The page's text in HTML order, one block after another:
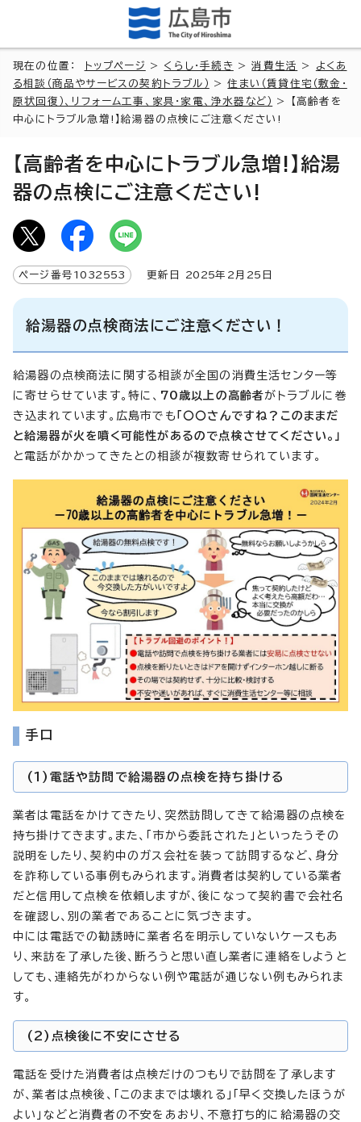
現在の位置： トップページ > くらし・手続き >消費生活 > よくあ
る相談（商品やサービスの契約トラブル）
>住まい（賃貸住宅（敷金・
原状回復）、リフォーム工事、家具・家電、浄水器など）
> 【高齢者を
中心にトラブル急増!】給湯器の点検にご注意ください!
【高齢者を中心にトラブル急増!】給湯
器の点検にご注意ください!
ページ番号 1032553 更新日 2025年2月 25 日
給湯器の点検商法にご注意ください！
給湯器の点検商法に関する相談が全国の消費生活センター等
に寄せらせています。特に、 70歳以上の高齢者がトラブルに巻
き込まれています。広島市でも 「〇〇さんですね？このままだ
と給湯器が火を噴く可能性があるので点検させてください。」
と電話がかかってきたとの相談が複数寄せられています。
手口
(1)電話や訪問で給湯器の点検を持ち掛ける
業者は電話をかけてきたり、突然訪問してきて給湯器の点検を
持ち掛けてきます。また、「市から委託された」といったうその
説明をしたり、契約中のガス会社を装って訪問するなど、身分
を詐称している事例もみられます。消費者は契約している業者
だと信用して点検を依頼しますが、後になって契約書で会社名
を確認し、別の業者であることに気づきます。
中には電話での勧誘時に業者名を明示していないケースもあ
り、来訪を了承した後、断ろうと思い直し業者に連絡をしようと
しても、連絡先がわからない例や電話が通じない例もみられま
す。
(2)点検後に不安にさせる
電話を受けた消費者は点検だけのつもりで訪問を了承します
が、業者は点検後、「このままでは壊れる」「早く交換したほうが
よい」などと消費者の不安をあおり、不意打ち的に給湯器の交